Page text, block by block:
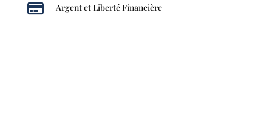
 Argent et Liberté Financière